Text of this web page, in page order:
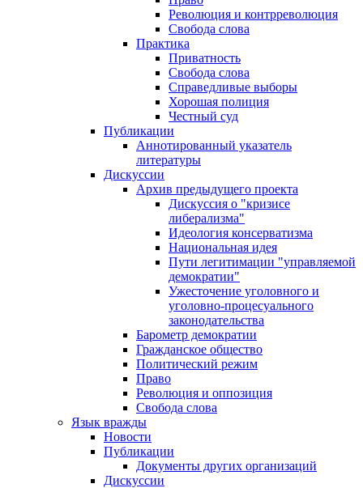
Революция и контрреволюция
Свобода слова
Практика
Приватность
Свобода слова
Справедливые выборы
Хорошая полиция
Честный суд
Публикации
Аннотированный указатель
литературы
Дискуссии
Архив предыдущего проекта
Дискуссия о "кризисе
либерализма"
Идеология консерватизма
Национальная идея
Пути легитимации "управляемой
демократии"
Ужесточение уголовного и
уголовно-процесуального
законодательства
Барометр демократии
Гражданское общество
Политический режим
Право
Революция и оппозиция
Свобода слова
Язык вражды
Новости
Публикации
Документы других организаций
Дискуссии